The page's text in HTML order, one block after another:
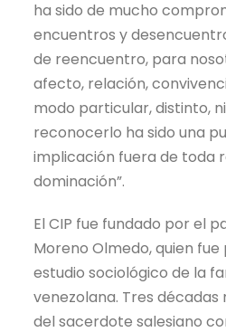
ha sido de mucho
encuentros y
de reencuentro, para
afecto, relación,
modo particular, distinto,
reconocerlo ha sido una
implicación fuera de toda
dominación”.
El CIP fue fundado por el
Moreno Olmedo, quien fue
estudio sociológico de la
venezolana. Tres
del sacerdote salesiano